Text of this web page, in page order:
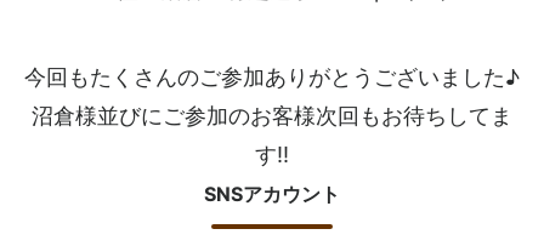
今回もたくさんのご参加ありがとうございました♪
沼倉様並びにご参加のお客様次回もお待ちしてま
す!!
SNSアカウント